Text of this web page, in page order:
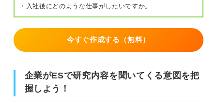
・入社後にどのような仕事がしたいですか。
今すぐ作成する（無料）
企業がESで研究内容を聞いてくる意図を把
握しよう！
栄養系
情報処理系